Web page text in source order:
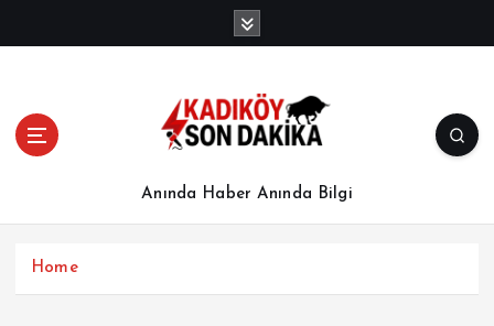
Anında Haber Anında Bilgi
Home